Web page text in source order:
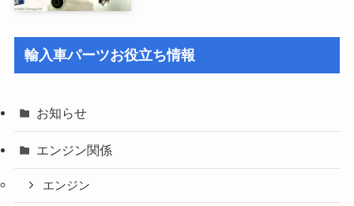
輸入車パーツお役立ち情報
お知らせ
エンジン関係
エンジン